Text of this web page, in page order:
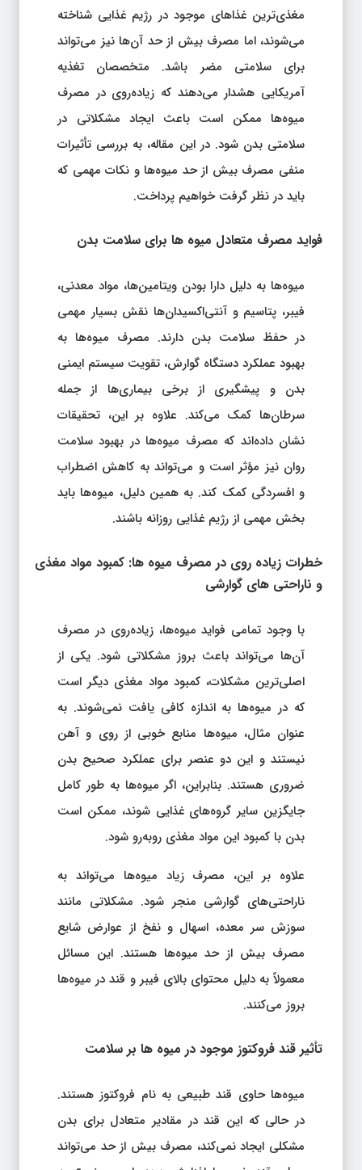
مغذی‌ترین غذاهای موجود در رژیم غذایی شناخته
می‌شوند، اما مصرف بیش از حد آن‌ها نیز می‌تواند
برای سلامتی مضر باشد. متخصصان تغذیه
آمریکایی هشدار می‌دهند که زیاده‌روی در مصرف
میوه‌ها ممکن است باعث ایجاد مشکلاتی در
سلامتی بدن شود. در این مقاله، به بررسی تأثیرات
منفی مصرف بیش از حد میوه‌ها و نکات مهمی که
باید در نظر گرفت خواهیم پرداخت.
فواید مصرف متعادل میوه‌ ها برای سلامت بدن
میوه‌ها به دلیل دارا بودن ویتامین‌ها، مواد معدنی،
فیبر، پتاسیم و آنتی‌اکسیدان‌ها نقش بسیار مهمی
در حفظ سلامت بدن دارند. مصرف میوه‌ها به
بهبود عملکرد دستگاه گوارش، تقویت سیستم ایمنی
بدن و پیشگیری از برخی بیماری‌ها از جمله
سرطان‌ها کمک می‌کند. علاوه بر این، تحقیقات
نشان داده‌اند که مصرف میوه‌ها در بهبود سلامت
روان نیز مؤثر است و می‌تواند به کاهش اضطراب
و افسردگی کمک کند. به همین دلیل، میوه‌ها باید
بخش مهمی از رژیم غذایی روزانه باشند.
خطرات زیاده‌ روی در مصرف میوه‌ ها: کمبود مواد مغذی
و ناراحتی‌ های گوارشی
با وجود تمامی فواید میوه‌ها، زیاده‌روی در مصرف
آن‌ها می‌تواند باعث بروز مشکلاتی شود. یکی از
اصلی‌ترین مشکلات، کمبود مواد مغذی دیگر است
که در میوه‌ها به اندازه کافی یافت نمی‌شوند. به
عنوان مثال، میوه‌ها منابع خوبی از روی و آهن
نیستند و این دو عنصر برای عملکرد صحیح بدن
ضروری هستند. بنابراین، اگر میوه‌ها به طور کامل
جایگزین سایر گروه‌های غذایی شوند، ممکن است
بدن با کمبود این مواد مغذی روبه‌رو شود.
علاوه بر این، مصرف زیاد میوه‌ها می‌تواند به
ناراحتی‌های گوارشی منجر شود. مشکلاتی مانند
سوزش سر معده، اسهال و نفخ از عوارض شایع
مصرف بیش از حد میوه‌ها هستند. این مسائل
معمولاً به دلیل محتوای بالای فیبر و قند در میوه‌ها
بروز می‌کنند.
تأثیر قند فروکتوز موجود در میوه‌ ها بر سلامت
میوه‌ها حاوی قند طبیعی به نام فروکتوز هستند.
در حالی که این قند در مقادیر متعادل برای بدن
مشکلی ایجاد نمی‌کند، مصرف بیش از حد می‌تواند